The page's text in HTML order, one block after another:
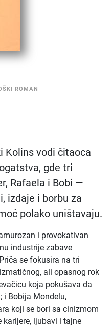
ROMAN
Kolins vodi čitaoca
gde tri
Rafaela i Bobi —
izdaje i borbu za
polako uništavaju.
i provokativan
industrije zabave
se fokusira na tri
ali opasnog rok
koja pokušava da
i Bobija Mondelu,
koji se bori sa cinizmom
ljubavi i tajne